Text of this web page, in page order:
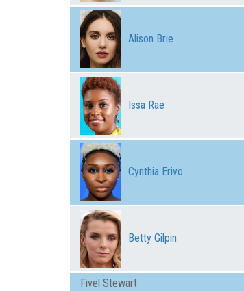
Alison Brie
Issa Rae
Cynthia Erivo
Betty Gilpin
Fivel Stewart